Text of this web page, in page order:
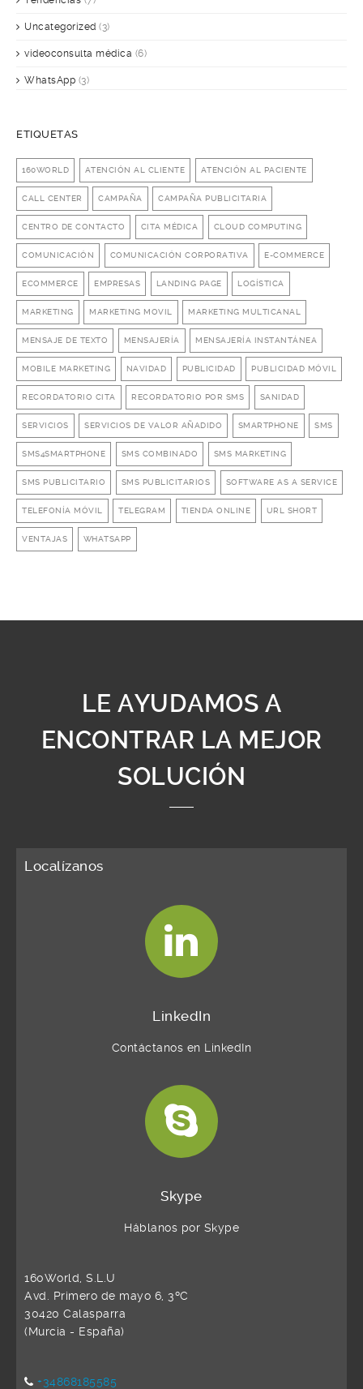
Uncategorized (3)
videoconsulta médica (6)
WhatsApp (3)
ETIQUETAS
160WORLD ATENCIÓN AL CLIENTE ATENCIÓN AL PACIENTE
CALL CENTER CAMPAÑA CAMPAÑA PUBLICITARIA
CENTRO DE CONTACTO CITA MÉDICA CLOUD COMPUTING
COMUNICACIÓN COMUNICACIÓN CORPORATIVA E-COMMERCE
ECOMMERCE EMPRESAS LANDING PAGE LOGÍSTICA
MARKETING MARKETING MOVIL MARKETING MULTICANAL
MENSAJE DE TEXTO MENSAJERÍA MENSAJERÍA INSTANTÁNEA
MOBILE MARKETING NAVIDAD PUBLICIDAD PUBLICIDAD MÓVIL
RECORDATORIO CITA RECORDATORIO POR SMS SANIDAD
SERVICIOS SERVICIOS DE VALOR AÑADIDO SMARTPHONE SMS
SMS4SMARTPHONE SMS COMBINADO SMS MARKETING
SMS PUBLICITARIO SMS PUBLICITARIOS SOFTWARE AS A SERVICE
TELEFONÍA MÓVIL TELEGRAM TIENDA ONLINE URL SHORT
VENTAJAS WHATSAPP
LE AYUDAMOS A
ENCONTRAR LA MEJOR
SOLUCIÓN
Localízanos
LinkedIn
Contáctanos en LinkedIn
Skype
Háblanos por Skype
160World, S.L.U
Avd. Primero de mayo 6, 3ºC
30420 Calasparra
(Murcia - España)
+34868185585